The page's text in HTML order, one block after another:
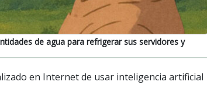
de agua para refrigerar sus servidores y
en Internet de usar inteligencia artificial